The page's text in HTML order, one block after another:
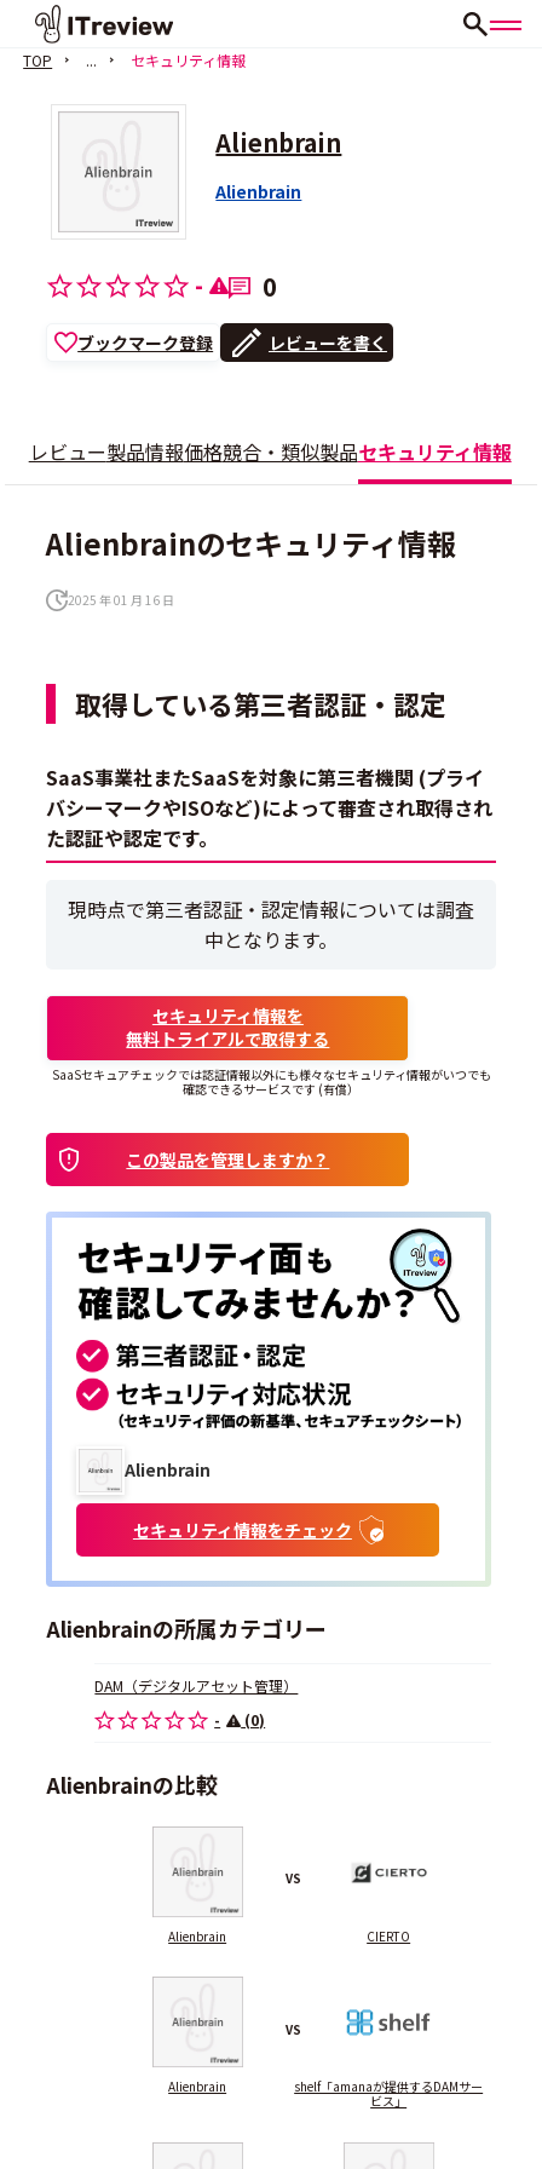
TOP ... セキュリティ情報
Alienbrain
Alienbrain
- 0
ブックマーク登録 レビューを書く
レビュー製品情報価格競合・類似製品セキュリティ情報
Alienbrainのセキュリティ情報
2025 年 01 月 16 日
取得している第三者認証・認定
SaaS事業社またSaaSを対象に第三者機関 (プライ
バシーマークやISOなど)によって審査され取得され
た認証や認定です。
現時点で第三者認証・認定情報については調査
中となります。
セキュリティ情報を
無料トライアルで取得する
SaaSセキュアチェックでは認証情報以外にも様々なセキュリティ情報がいつでも
確認できるサービスです (有償）
この製品を管理しますか？
Alienbrain
セキュリティ情報をチェック
Alienbrainの所属カテゴリー
DAM（デジタルアセット管理）
-
(0)
Alienbrainの比較
Alienbrain
VS
CIERTO
Alienbrain
VS
shelf「amanaが提供するDAMサー
ビス」